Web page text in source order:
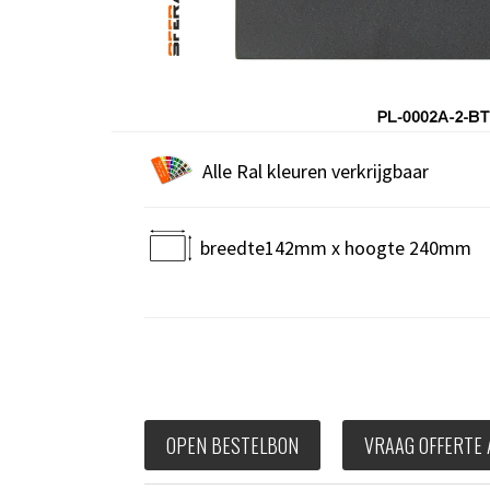
Alle Ral kleuren verkrijgbaar
breedte142mm x hoogte 240mm
OPEN BESTELBON VRAAG OFFERTE